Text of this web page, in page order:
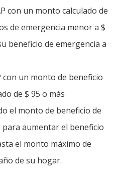
con un monto calculado de
de emergencia menor a $
beneficio de emergencia a
con un monto de beneficio
de $ 95 o más
el monto de beneficio de
para aumentar el beneficio
el monto máximo de
de su hogar.